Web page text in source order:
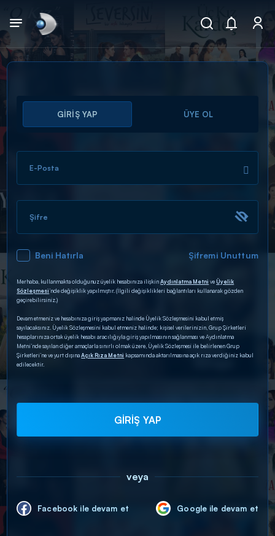
Arama
ARAMA SONUÇLARI
DİĞER SONUÇLAR
GİRİŞ YAP ÜYE OL
E-Posta
Şifre
Beni Hatırla Şifremi Unuttum
Merhaba, kullanmakta olduğunuz üyelik hesabınıza ilişkinAydınlatma Metni veÜyelik
Sözleşmesi’nde değişiklik yapılmıştır. (İlgili değişiklikleri bağlantıları kullanarak gözden
geçirebilirsiniz.)
Devam etmeniz ve hesabınıza giriş yapmanız halinde Üyelik Sözleşmesini kabul etmiş
sayılacaksınız. Üyelik Sözleşmesini kabul etmeniz halinde; kişisel verilerinizin, Grup Şirketleri
hesaplarınıza ortak üyelik hesabı aracılığıyla giriş yapılmasının sağlanması ve Aydınlatma
Metni’nde sayılan diğer amaçlarla sınırlı olmak üzere, Üyelik Sözleşmesi ile belirlenen Grup
Şirketleri’ne ve yurt dışınaAçık Rıza Metni kapsamında aktarılmasına açık rıza verdiğiniz kabul
edilecektir.
GİRİŞ YAP
veya
Facebook ile devam et Google ile devam et